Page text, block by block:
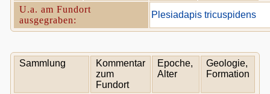
U.a. am Fundort
ausgegraben:
Plesiadapis tricuspidens
Sammlung
Kommentar
zum
Fundort
Epoche,
Alter
Geologie,
Formation